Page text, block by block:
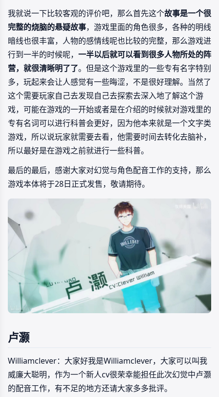
我就说一下比较客观的评价吧，那么首先这个故事是一个很
完整的烧脑的悬疑故事，游戏里面的角色很多，各种的明线
暗线也很丰富，人物的感情线呢也比较的完整，那么游戏进
行到一半的时候呢， 一半以后就可以看到很多人物所处的阵
营，就很清晰明了了。但是这个游戏里的一些专有名字特别
多，玩起来会让人感觉有一些晦涩，不是很好理解。当然了
这个需要玩家自己去发现自己去探索去深入地了解这个游
戏，可能在游戏的一开始或者是在介绍的时候就对游戏里的
专有名词可以进行科普会更好，因为他本来就是一个文字类
游戏，所以说玩家就需要去看，他需要时间去转化去脑补，
所以最好是在游戏之前就进行一些科普。
最后的最后，感谢大家对幻觉与角色配音工作的支持，那么
游戏本体将于28日正式发售，敬请期待。
卢灏
Williamclever：大家好我是Williamclever，大家可以叫我
威廉大聪明，作为一个新人cv很荣幸能担任此次幻觉中卢灏
的配音工作，有不足的地方还请大家多多批评。